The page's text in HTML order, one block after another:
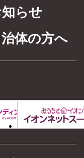
らせ
治体の方へ